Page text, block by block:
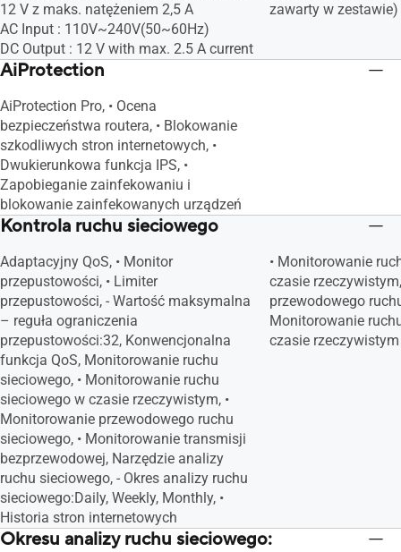
12 V z maks. natężeniem 2,5 A
AC Input : 110V~240V(50~60Hz)
DC Output : 12 V with max. 2.5 A current
zawarty w zestawie)
AiProtection
AiProtection Pro, • Ocena
bezpieczeństwa routera, • Blokowanie
szkodliwych stron internetowych, •
Dwukierunkowa funkcja IPS, •
Zapobieganie zainfekowaniu i
blokowanie zainfekowanych urządzeń
Kontrola ruchu sieciowego
Adaptacyjny QoS, • Monitor
przepustowości, • Limiter
przepustowości, - Wartość maksymalna
– reguła ograniczenia
przepustowości:32, Konwencjonalna
funkcja QoS, Monitorowanie ruchu
sieciowego, • Monitorowanie ruchu
sieciowego w czasie rzeczywistym, •
Monitorowanie przewodowego ruchu
sieciowego, • Monitorowanie transmisji
bezprzewodowej, Narzędzie analizy
ruchu sieciowego, - Okres analizy ruchu
sieciowego:Daily, Weekly, Monthly, •
Historia stron internetowych
• Monitorowanie
czasie
przewodowego
Monitorowanie
czasie rzeczywistym
Okresu analizy ruchu sieciowego: